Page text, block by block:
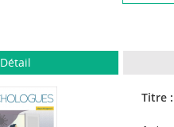
Détail
Titre :